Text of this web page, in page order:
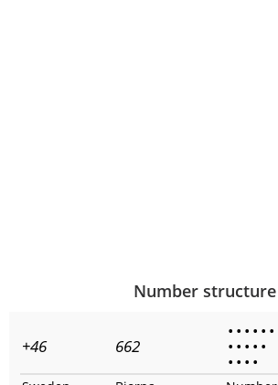
Number structure
+46 662
• • • • • •
• • • • •
• • • •